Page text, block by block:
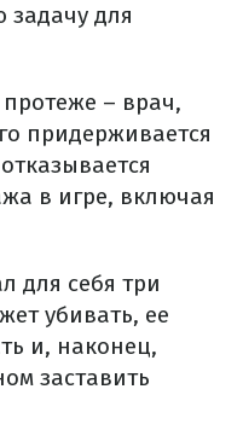
задачу для
– врач,
придерживается
в игре, включая
для себя три
убивать, ее
и, наконец,
заставить